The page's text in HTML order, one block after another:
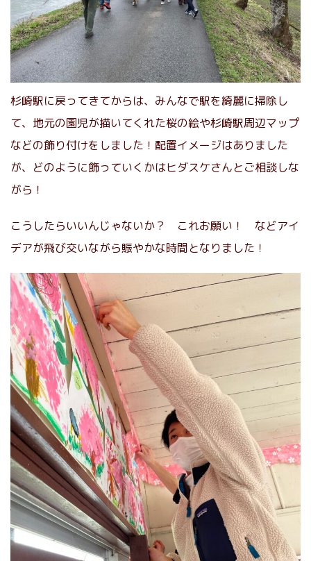
杉崎駅に戻ってきてからは、みんなで駅を綺麗に掃除し
て、地元の園児が描いてくれた桜の絵や杉崎駅周辺マップ
などの飾り付けをしました！配置イメージはありました
が、どのように飾っていくかはヒダスケさんとご相談しな
がら！
こうしたらいいんじゃないか？ これお願い！ などアイ
デアが飛び交いながら賑やかな時間となりました！